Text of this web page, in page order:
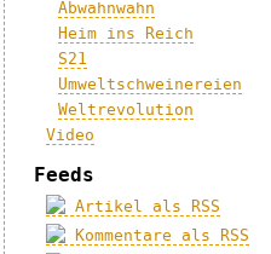
Abwahnwahn
Heim ins Reich
S21
Umweltschweinereien
Weltrevolution
Video
Feeds
Artikel als RSS
Kommentare als RSS